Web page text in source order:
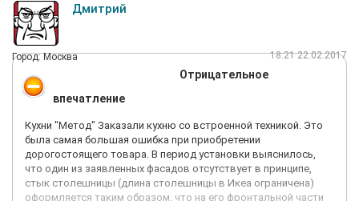
Дмитрий
Город: Москва 18:21 22.02.2017
Отрицательное
впечатление
Кухни "Метод" Заказали кухню со встроенной техникой. Это
была самая большая ошибка при приобретении
дорогостоящего товара. В период установки выяснилось,
что один из заявленных фасадов отсутствует в принципе,
стык столешницы (длина столешницы в Икеа ограничена)
оформляется таким образом, что на его фронтальной части